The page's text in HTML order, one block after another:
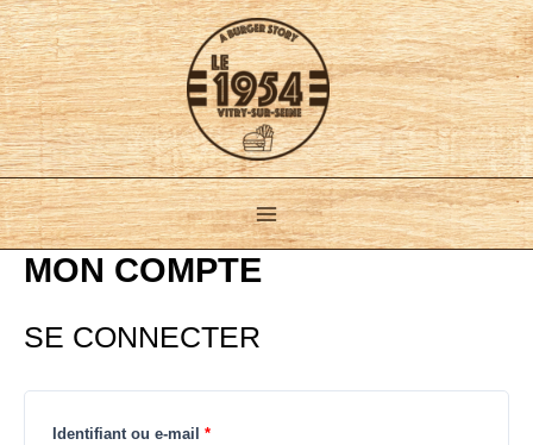
Aller
au
contenu
Main
Menu
MON COMPTE
SE CONNECTER
Identifiant ou e-mail *
Obligatoire
Obligatoire